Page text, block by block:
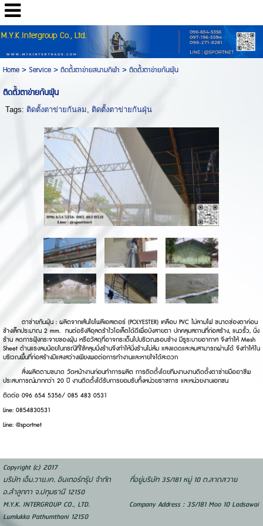
M.Y.K.Intergroup Co., Ltd.
Home>Service>ติดตั้งตาข่ายสนามกีฬา >ติดตั้งตาข่ายกันฝุ่น
ติดตั้งตาข่ายกันฝุ่น
Tags: ติดตั้งตาข่ายกันลม, ติดตั้งตาข่ายกันฝุ่น
ตาข่ายกันฝุ่น : ผลิตจากเส้นใยโพลีเอสเตอร์ (POLYESTER) เคลือบ PVC ไม่ลามไฟ ขนาดช่องตาค่อน
ข้างเล็กประมาณ 2 mm. ทนต่อรังสีอุลตร้าไวโอเล็ตได้ดีเพื่อบังสายตา ปกคลุมสถานที่ก่อสร้าง, แนวรั้ว, นั่ง
ร้าน ลดการฟุ้งกระจายของฝุ่น หรือวัสดุที่อาจกระเด็นไปบริเวณรอบข้าง มีรูระบายอากาศ จึงทำให้ Mesh
Sheet ต้านแรงลมน้อยในกรณีที่ใช้คลุมนั่งร้านจึงทำให้นั่งร้านไม่ล้ม แสงแดดและลมสามารถผ่านได้ จึงทำให้ใน
บริเวณพื้นที่ก่อสร้างมีแสงสว่างเพียงพอต่อการทำงานและหายใจได้สะดวก
สั่งผลิตตามขนาด วัดหน้างานก่อนทำการผลิต การติดตั้งโดยทีมงานงานติดตั้งตาข่ายมืออาชีพ
ประสบการณ์มากกว่า 20 ปี งานติดตั้งได้รับการยอมรับทั้งหน่วยราชการ และหน่วยงานเอกชน
ติดต่อ 096 654 5356/ 085 483 0531
Line: 0854830531
Line: @sportnet
Copyright (c) 2017
บริษัท เอ็ม.วาย.เค. อินเตอร์กรุ๊ป จำกัด ที่อยู่บริษัท 35/181 หมู่ 10 ต.ลาดสวาย
อ.ลำลูกกา จ.ปทุมธานี 12150
M.Y.K. INTERGROUP CO., LTD. Company Address : 35/181 Moo 10 Ladsawai
Lumlukka Pathumthani 12150